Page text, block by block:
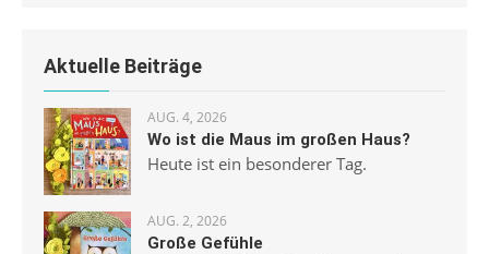
Aktuelle Beiträge
AUG. 4, 2026
Wo ist die Maus im großen Haus?
Heute ist ein besonderer Tag.
AUG. 2, 2026
Große Gefühle